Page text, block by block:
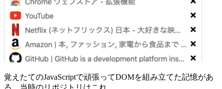
覚えたてのJavaScriptで頑張ってDOMを組み立てた記憶があ